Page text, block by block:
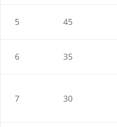
5 45
6 35
7 30